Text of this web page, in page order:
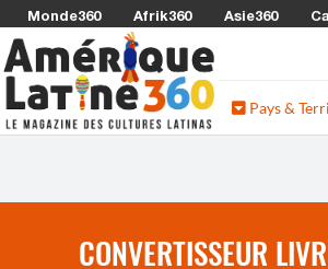
Monde360 Afrik360 Asie360
Pays &
CONVERTISSEUR